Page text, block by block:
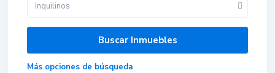
Inquilinos
Más opciones de búsqueda